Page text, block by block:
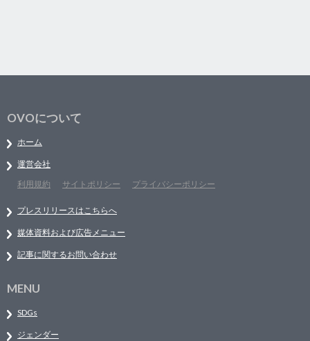
OVOについて
ホーム
運営会社
利用規約
サイトポリシー プライバシーポリシー
プレスリリースはこちらへ
媒体資料および広告メニュー
記事に関するお問い合わせ
MENU
SDGs
ジェンダー